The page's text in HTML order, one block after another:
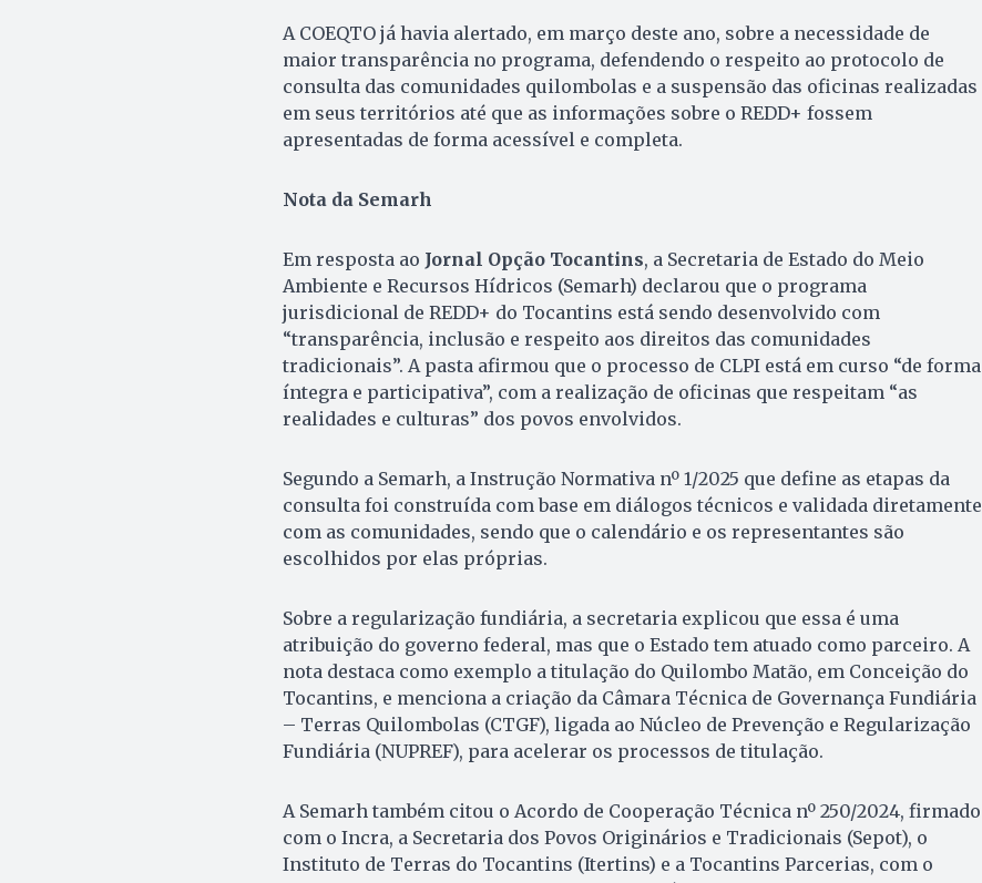
A COEQTO já havia alertado, em março deste ano, sobre a necessidade de
maior transparência no programa, defendendo o respeito ao protocolo de
consulta das comunidades quilombolas e a suspensão das oficinas realizadas
em seus territórios até que as informações sobre o REDD+ fossem
apresentadas de forma acessível e completa.
Nota da Semarh
Em resposta ao Jornal Opção Tocantins, a Secretaria de Estado do Meio
Ambiente e Recursos Hídricos (Semarh) declarou que o programa
jurisdicional de REDD+ do Tocantins está sendo desenvolvido com
“transparência, inclusão e respeito aos direitos das comunidades
tradicionais”. A pasta afirmou que o processo de CLPI está em curso “de forma
íntegra e participativa”, com a realização de oficinas que respeitam “as
realidades e culturas” dos povos envolvidos.
Segundo a Semarh, a Instrução Normativa nº 1/2025 que define as etapas da
consulta foi construída com base em diálogos técnicos e validada diretamente
com as comunidades, sendo que o calendário e os representantes são
escolhidos por elas próprias.
Sobre a regularização fundiária, a secretaria explicou que essa é uma
atribuição do governo federal, mas que o Estado tem atuado como parceiro. A
nota destaca como exemplo a titulação do Quilombo Matão, em Conceição do
Tocantins, e menciona a criação da Câmara Técnica de Governança Fundiária
– Terras Quilombolas (CTGF), ligada ao Núcleo de Prevenção e Regularização
Fundiária (NUPREF), para acelerar os processos de titulação.
A Semarh também citou o Acordo de Cooperação Técnica nº 250/2024, firmado
com o Incra, a Secretaria dos Povos Originários e Tradicionais (Sepot), o
Instituto de Terras do Tocantins (Itertins) e a Tocantins Parcerias, com o